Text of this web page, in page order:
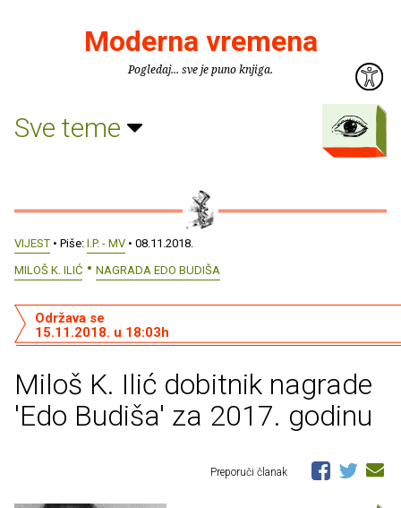
Moderna vremena
Pogledaj... sve je puno knjiga.
Sve teme
VIJEST • Piše: I.P. - MV • 08.11.2018.
MILOŠ K. ILIĆ
NAGRADA EDO BUDIŠA
Miloš K. Ilić dobitnik nagrade
'Edo Budiša' za 2017. godinu
Održava se
15.11.2018. u 18:03h
Preporuči članak